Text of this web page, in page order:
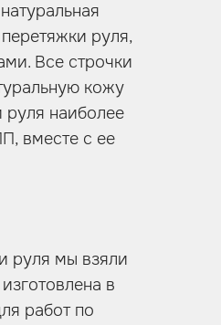
руля,
Все строчки
кожу
руля наиболее
вместе с ее
руля мы взяли
в
работ по